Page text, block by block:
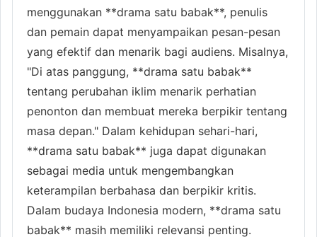
menggunakan **drama satu babak**, penulis
dan pemain dapat menyampaikan pesan-pesan
yang efektif dan menarik bagi audiens. Misalnya,
"Di atas panggung, **drama satu babak**
tentang perubahan iklim menarik perhatian
penonton dan membuat mereka berpikir tentang
masa depan." Dalam kehidupan sehari-hari,
**drama satu babak** juga dapat digunakan
sebagai media untuk mengembangkan
keterampilan berbahasa dan berpikir kritis.
Dalam budaya Indonesia modern, **drama satu
babak** masih memiliki relevansi penting.